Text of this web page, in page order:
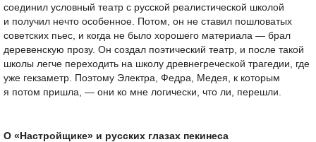
соединил условный театр с русской реалистической школой
и получил нечто особенное. Потом, он не ставил пошловатых
советских пьес, и когда не было хорошего материала — брал
деревенскую прозу. Он создал поэтический театр, и после такой
школы легче переходить на школу древнегреческой трагедии, где
уже гекзаметр. Поэтому Электра, Федра, Медея, к которым
я потом пришла, — они ко мне логически, что ли, перешли.
О «Настройщике» и русских глазах пекинеса